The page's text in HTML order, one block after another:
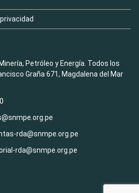
Petróleo y Energía. Todos los
Graña 671, Magdalena del Mar
rda@snmpe.org.pe
rda@snmpe.org.pe